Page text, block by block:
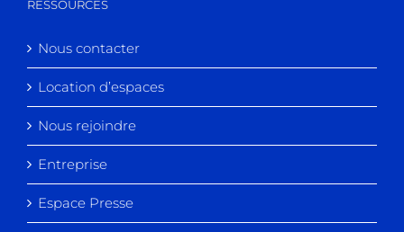
RESSOURCES
Nous contacter
Location d’espaces
Nous rejoindre
Entreprise
Espace Presse